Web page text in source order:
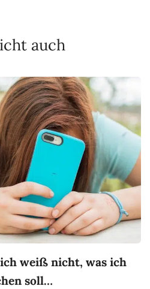
auch
weiß nicht, was ich
soll…